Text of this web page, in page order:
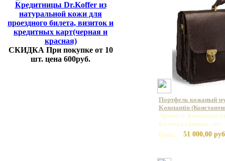
Кредитницы Dr.Koffer из
натуральной кожи для
проездного билета, визиток и
кредитных карт(черная и
красная)
СКИДКА При покупке от 10
шт. цена 600руб.
Портфель кожаный
Konstantin
Артикул: Konstantin
Базовая единица: шт
Цена:
51 000,00